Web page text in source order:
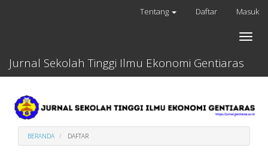
Navigasi
Isi
utama
Sidebar
Tentang Daftar Masuk
Toggle
Jurnal Sekolah Tinggi Ilmu Ekonomi Gentiaras
BERANDA DAFTAR